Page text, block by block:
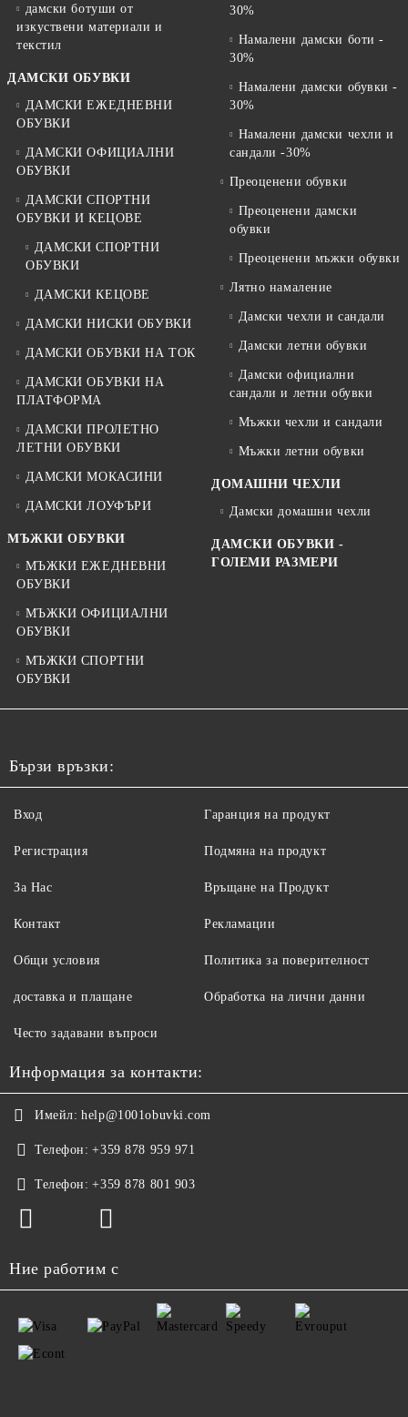
дамски ботуши от
изкуствени материали и
текстил
ДАМСКИ ОБУВКИ
ДАМСКИ ЕЖЕДНЕВНИ
ОБУВКИ
ДАМСКИ ОФИЦИАЛНИ
ОБУВКИ
ДАМСКИ СПОРТНИ
ОБУВКИ И КЕЦОВЕ
ДАМСКИ СПОРТНИ
ОБУВКИ
ДАМСКИ КЕЦОВЕ
ДАМСКИ НИСКИ ОБУВКИ
ДАМСКИ ОБУВКИ НА ТОК
ДАМСКИ ОБУВКИ НА
ПЛАТФОРМА
ДАМСКИ ПРОЛЕТНО
ЛЕТНИ ОБУВКИ
ДАМСКИ МОКАСИНИ
ДАМСКИ ЛОУФЪРИ
МЪЖКИ ОБУВКИ
МЪЖКИ ЕЖЕДНЕВНИ
ОБУВКИ
МЪЖКИ ОФИЦИАЛНИ
ОБУВКИ
МЪЖКИ СПОРТНИ
ОБУВКИ
30%
Намалени дамски боти -
30%
Намалени дамски обувки -
30%
Намалени дамски чехли и
сандали -30%
Преоценени обувки
Преоценени дамски
обувки
Преоценени мъжки обувки
Лятно намаление
Дамски чехли и сандали
Дамски летни обувки
Дамски официални
сандали и летни обувки
Мъжки чехли и сандали
Мъжки летни обувки
ДОМАШНИ ЧЕХЛИ
Дамски домашни чехли
ДАМСКИ ОБУВКИ -
ГОЛЕМИ РАЗМЕРИ
Бързи връзки:
Вход
Регистрация
За Нас
Контакт
Общи условия
доставка и плащане
Гаранция на продукт
Подмяна на продукт
Връщане на Продукт
Рекламации
Политика за поверителност
Обработка на лични данни
Често задавани въпроси
Информация за контакти:
Имейл: help@1001obuvki.com
Телефон: +359 878 959 971
Телефон: +359 878 801 903
Ние работим с